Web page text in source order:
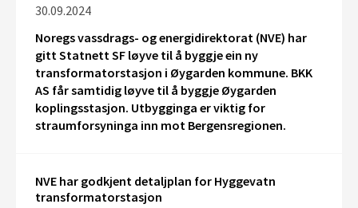
30.09.2024
Noregs vassdrags- og energidirektorat (NVE) har
gitt Statnett SF løyve til å byggje ein ny
transformatorstasjon i Øygarden kommune. BKK
AS får samtidig løyve til å byggje Øygarden
koplingsstasjon. Utbygginga er viktig for
straumforsyninga inn mot Bergensregionen.
NVE har godkjent detaljplan for Hyggevatn
transformatorstasjon